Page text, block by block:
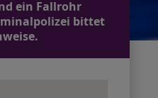
ein Fallrohr
bittet